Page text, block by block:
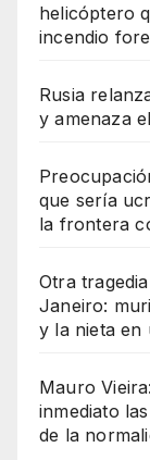
helicóptero
incendio
Rusia
y amenaza
que sería
la frontera
Otra
Janeiro:
y la nieta en
Mauro
inmediato
de la